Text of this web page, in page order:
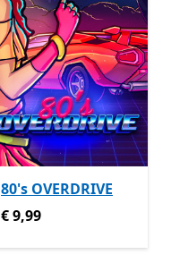
80's OVERDRIVE
€ 9,99
€ 9,99